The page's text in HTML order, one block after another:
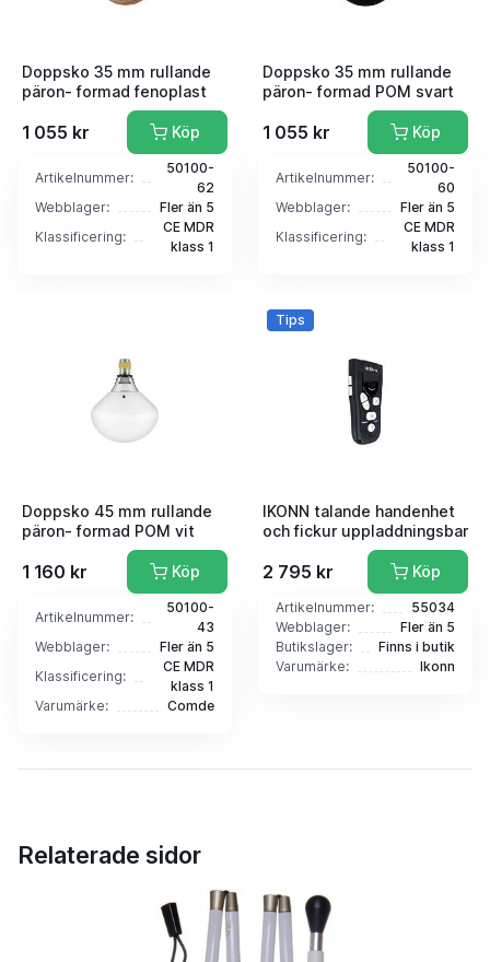
Doppsko 35 mm rullande
päron- formad fenoplast
1 055 kr Köp
Artikelnummer:
50100-
62
Webblager:
Fler än 5
Klassificering:
CE MDR
klass 1
Doppsko 35 mm rullande
päron- formad POM svart
1 055 kr Köp
Artikelnummer:
50100-
60
Webblager:
Fler än 5
Klassificering:
CE MDR
klass 1
Doppsko 45 mm rullande
päron- formad POM vit
1 160 kr Köp
Artikelnummer:
50100-
43
Webblager:
Fler än 5
Klassificering:
CE MDR
klass 1
Varumärke:
Comde
Tips
IKONN talande handenhet
och fickur uppladdningsbar
2 795 kr Köp
Artikelnummer:
55034
Webblager:
Fler än 5
Butikslager:
Finns i butik
Varumärke:
Ikonn
Relaterade sidor